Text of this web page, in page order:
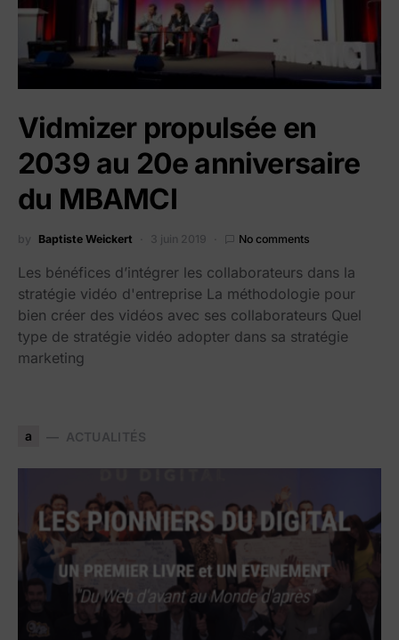
Vidmizer propulsée en
2039 au 20e anniversaire
du MBAMCI
by Baptiste Weickert 3 juin 2019 No comments
Les bénéfices d’intégrer les collaborateurs dans la
stratégie vidéo d'entreprise La méthodologie pour
bien créer des vidéos avec ses collaborateurs Quel
type de stratégie vidéo adopter dans sa stratégie
marketing
a ACTUALITÉS